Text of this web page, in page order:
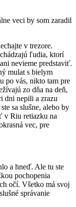
veci by som zaradil
v trezore.
ľudia, ktorí
nevieme predstaviť.
mulat s bielym
po vás, nikto tam pre
zo dňa na deň,
dni nepili a zrazu
sa slušne, alebo by
v Riu retiazku na
vec, pre
a hneď. Ale tu ste
pochopenia
očí. Všetko má svoj
správanie